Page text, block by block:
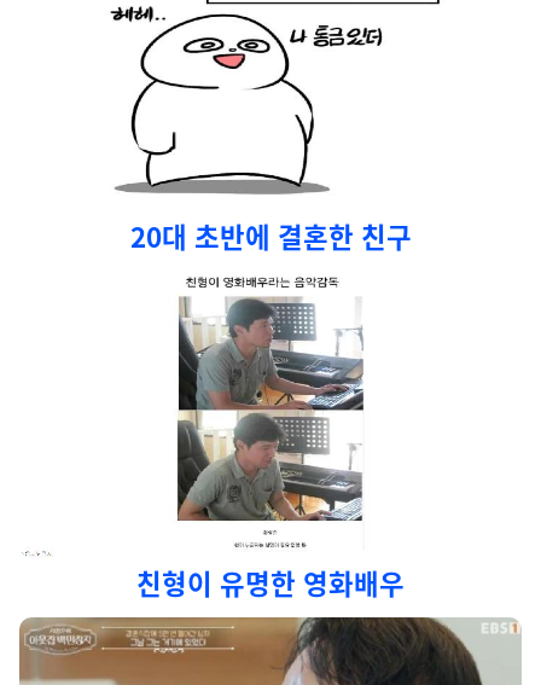
20대 초반에 결혼한 친구
친형이 유명한 영화배우